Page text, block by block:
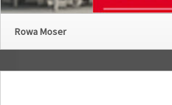
Rowa Moser